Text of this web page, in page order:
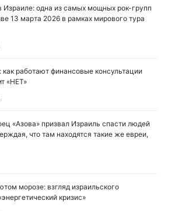
одна из самых мощных рок-групп
13 марта 2026 в рамках мирового тура
как работают финансовые консультации
«НЕТ»
«Азова» призвал Израиль спасти людей
что там находятся такие же евреи,
морозе: взгляд израильского
кризис»